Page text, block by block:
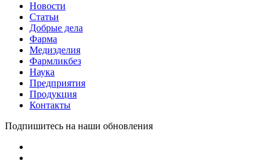
Новости
Статьи
Добрые дела
Фарма
Медизделия
Фармликбез
Наука
Предприятия
Продукция
Контакты
Подпишитесь на наши обновления